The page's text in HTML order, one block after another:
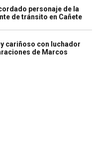
personaje de la
de tránsito en Cañete
cariñoso con luchador
de Marcos